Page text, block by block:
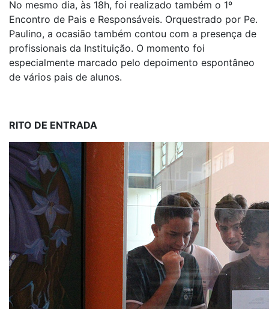
No mesmo dia, às 18h, foi realizado também o 1º
Encontro de Pais e Responsáveis. Orquestrado por Pe.
Paulino, a ocasião também contou com a presença de
profissionais da Instituição. O momento foi
especialmente marcado pelo depoimento espontâneo
de vários pais de alunos.
RITO DE ENTRADA